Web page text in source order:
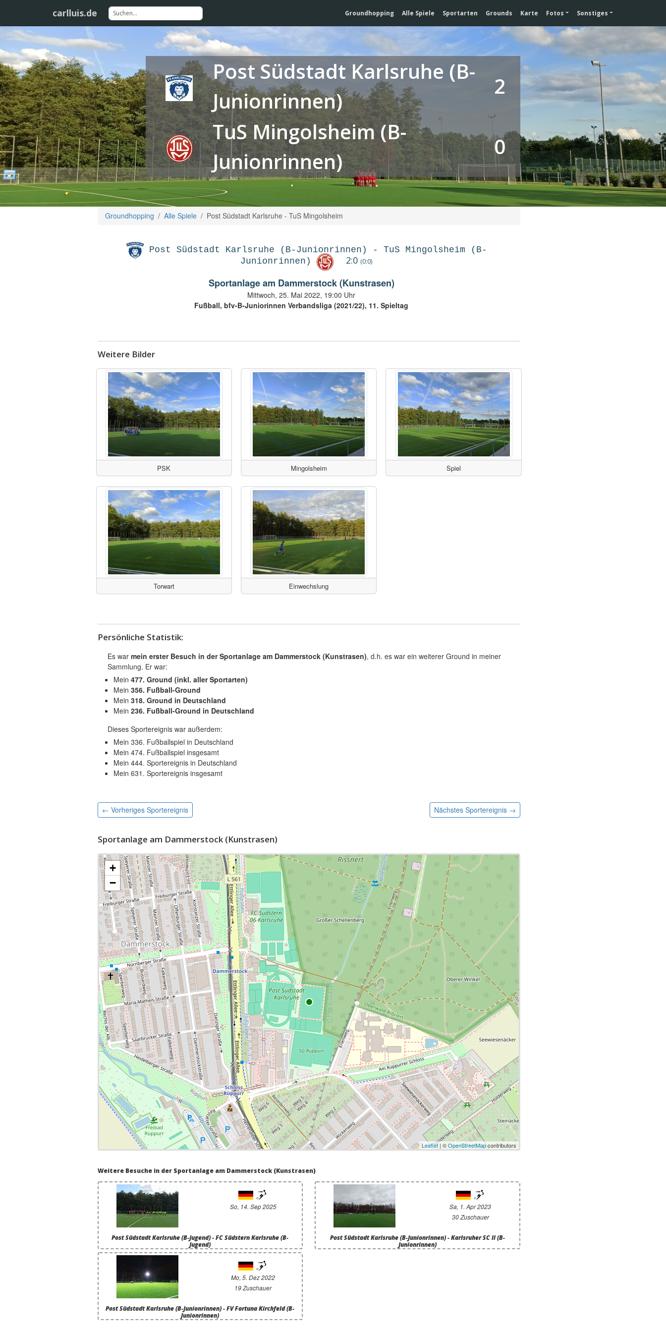
carlluis.de Groundhopping Alle Spiele Sportarten Grounds Karte Fotos Sonstiges
Post Südstadt Karlsruhe (B-
Junionrinnen)
2
TuS Mingolsheim (B-
Junionrinnen)
0
Groundhopping Alle Spiele Post Südstadt Karlsruhe - TuS Mingolsheim
Post Südstadt Karlsruhe (B-Junionrinnen) - TuS Mingolsheim (B-
Junionrinnen)
2:0 (0:0)
Sportanlage am Dammerstock (Kunstrasen)
Mittwoch, 25. Mai 2022, 19:00 Uhr
Fußball, bfv-B-Juniorinnen Verbandsliga (2021/22), 11. Spieltag
Weitere Bilder
PSK Mingolsheim Spiel
Torwart Einwechslung
Persönliche Statistik:
Es war mein erster Besuch in der Sportanlage am Dammerstock (Kunstrasen), d.h. es war ein weiterer Ground in meiner
Sammlung. Er war:
Mein 477. Ground (inkl. aller Sportarten)
Mein 356. Fußball-Ground
Mein 318. Ground in Deutschland
Mein 236. Fußball-Ground in Deutschland
Dieses Sportereignis war außerdem:
Mein 336. Fußballspiel in Deutschland
Mein 474. Fußballspiel insgesamt
Mein 444. Sportereignis in Deutschland
Mein 631. Sportereignis insgesamt
← Vorheriges Sportereignis Nächstes Sportereignis →
Sportanlage am Dammerstock (Kunstrasen)
+
−
Leaflet| ©OpenStreetMapcontributors
Weitere Besuche in der Sportanlage am Dammerstock (Kunstrasen)
So, 14. Sep 2025
Post Südstadt Karlsruhe (B-Jugend) - FC Südstern Karlsruhe (B-
Jugend)
Sa, 1. Apr 2023
30 Zuschauer
Post Südstadt Karlsruhe (B-Junionrinnen) - Karlsruher SC II (B-
Junionrinnen)
Mo, 5. Dez 2022
19 Zuschauer
Post Südstadt Karlsruhe (B-Junionrinnen) - FV Fortuna Kirchfeld (B-
Junionrinnen)